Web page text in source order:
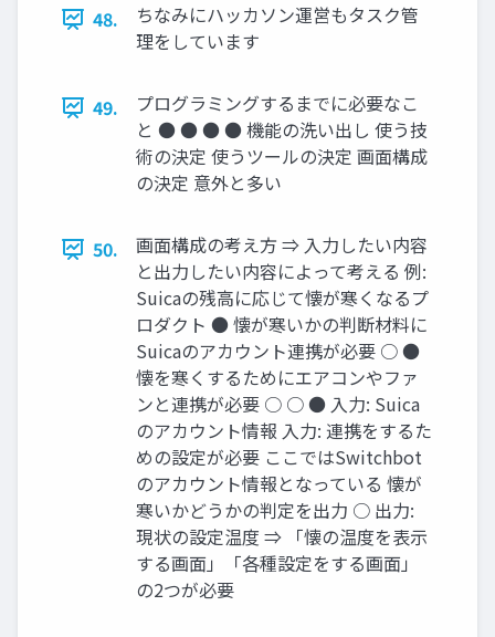
48.
ちなみにハッカソン運営もタスク管
理をしています
49.
プログラミングするまでに必要なこ
と ● ● ● ● 機能の洗い出し 使う技
術の決定 使うツールの決定 画⾯構成
の決定 意外と多い
50.
画⾯構成の考え⽅ ⇒ ⼊⼒したい内容
と出⼒したい内容によって考える 例:
Suicaの残⾼に応じて懐が寒くなるプ
ロダクト ● 懐が寒いかの判断材料に
Suicaのアカウント連携が必要 ○ ●
懐を寒くするためにエアコンやファ
ンと連携が必要 ○ ○ ● ⼊⼒: Suica
のアカウント情報 ⼊⼒: 連携をするた
めの設定が必要 ここではSwitchbot
のアカウント情報となっている 懐が
寒いかどうかの判定を出⼒ ○ 出⼒:
現状の設定温度 ⇒ 「懐の温度を表⽰
する画⾯」「各種設定をする画⾯」
の2つが必要